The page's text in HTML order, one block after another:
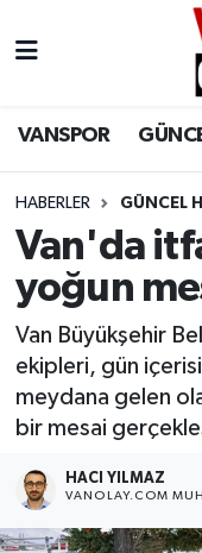
VANSPOR
HABERLER GÜNCEL
Van'da
yoğun
Van Büyükşehir
ekipleri, gün
meydana gelen
bir mesai
HACI YILMAZ
VANOLAY.COM
Siyaset
Ekonomi
Sağlık
Eğitim
Van Nöbetçi
Van Namaz
Van Trafik
Süper Lig
Tüm